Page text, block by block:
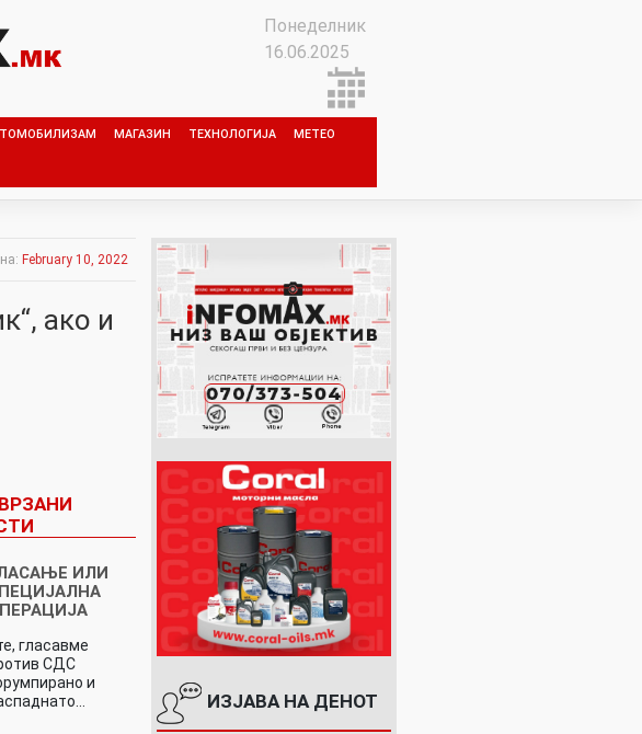
Понеделник
16.06.2025
МАГАЗИН ТЕХНОЛОГИЈА МЕТЕО
February 10, 2022
ако и
ИЛИ
гласавме
СДС
и
ИЗЈАВА НА ДЕНОТ